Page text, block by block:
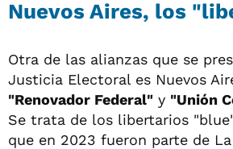
Nuevos Aires, los
Otra de las alianzas que se
Justicia Electoral es Nuevos
"Renovador Federal" y "Unión
Se trata de los libertarios
que en 2023 fueron parte de